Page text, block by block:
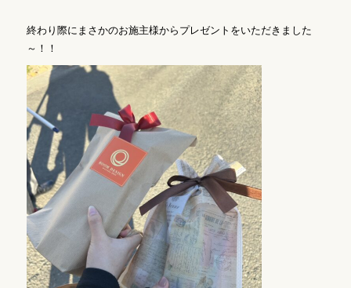
終わり際にまさかのお施主様からプレゼントをいただきました
～！！